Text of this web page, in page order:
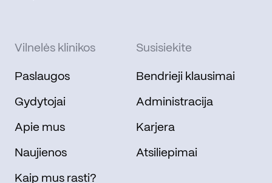
Vilnelės klinikos
Paslaugos
Gydytojai
Apie mus
Naujienos
Kaip mus rasti?
Susisiekite
Bendrieji klausimai
Administracija
Karjera
Atsiliepimai